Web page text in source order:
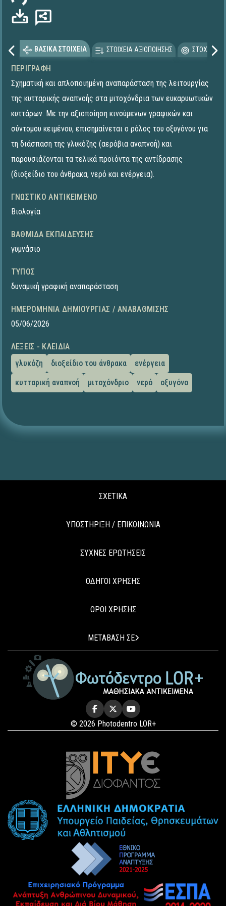
ΒΑΣΙΚΑ ΣΤΟΙΧΕΙΑ ΣΤΟΙΧΕΙΑ ΑΞΙΟΠΟΙΗΣΗΣ
ΠΕΡΙΓΡΑΦΉ
Σχηματική και απλοποιημένη αναπαράσταση της λειτουργίας
της κυτταρικής αναπνοής στα μιτοχόνδρια των ευκαρυωτικών
κυττάρων. Με την αξιοποίηση κινούμενων γραφικών και
σύντομου κειμένου, επισημαίνεται ο ρόλος του οξυγόνου για
τη διάσπαση της γλυκόζης (αερόβια αναπνοή) και
παρουσιάζονται τα τελικά προϊόντα της αντίδρασης
(διοξείδιο του άνθρακα, νερό και ενέργεια).
ΓΝΩΣΤΙΚΌ ΑΝΤΙΚΕΊΜΕΝΟ
Βιολογία
ΒΑΘΜΊΔΑ ΕΚΠΑΊΔΕΥΣΗΣ
γυμνάσιο
ΤΎΠΟΣ
δυναμική γραφική αναπαράσταση
ΗΜΕΡΟΜΗΝΊΑ ΔΗΜΙΟΥΡΓΊΑΣ / ΑΝΑΒΆΘΜΙΣΗΣ
05/06/2026
ΛΈΞΕΙΣ - ΚΛΕΙΔΙΆ
γλυκόζη
διοξείδιο του άνθρακα
ενέργεια
κυτταρική αναπνοή
μιτοχόνδριο νερό οξυγόνο
ΣΧΕΤΙΚΑ
ΥΠΟΣΤΗΡΙΞΗ / ΕΠΙΚΟΙΝΩΝΙΑ
ΣΥΧΝΕΣ ΕΡΩΤΗΣΕΙΣ
ΟΔΗΓΟΙ ΧΡΗΣΗΣ
ΟΡΟΙ ΧΡΗΣΗΣ
ΜΕΤΑΒΑΣΗ ΣΕ
© 2026 Photodentro LOR+